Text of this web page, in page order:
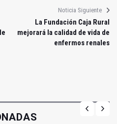
Noticia Siguiente
La Fundación Caja Rural
mejorará la calidad de vida de
enfermos renales